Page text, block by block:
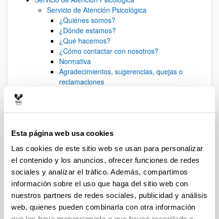
Esta página web usa cookies
Las cookies de este sitio web se usan para personalizar
el contenido y los anuncios, ofrecer funciones de redes
sociales y analizar el tráfico. Además, compartimos
información sobre el uso que haga del sitio web con
nuestros partners de redes sociales, publicidad y análisis
web, quienes pueden combinarla con otra información
Servicio de Atención Psicológica
¿Quiénes somos?
¿Dónde estamos?
¿Qué hacemos?
¿Cómo contactar con nosotros?
Normativa
Agradecimientos, sugerencias, quejas o
reclamaciones
Talleres para estudiantes
Salud mental: la asignatura pendiente
Talleres anteriores
Del estrés a la capacidad resolutiva
Inscripción
Deseo, erotismo y buenos tratos
Inscripción
Inscripción (Campus de Bizkaia)